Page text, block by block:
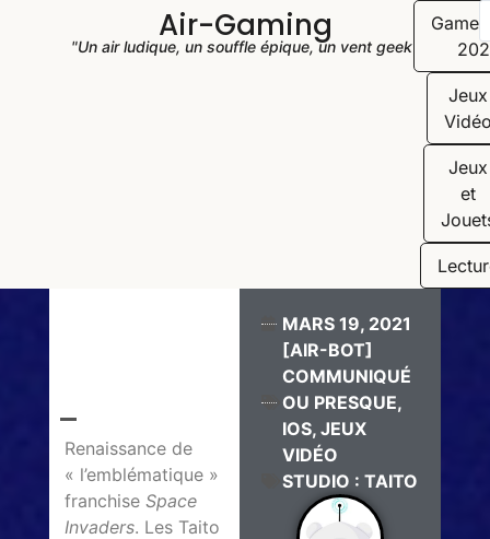
Air-Gaming
"Un air ludique, un souffle épique, un vent geek"
Jeux
Jeux
et
Renaissance de
« l’emblématique »
franchiseSpace
Invaders. Les Taito
MARS 19, 2021
[AIR-BOT]
COMMUNIQUÉ
OU PRESQUE,
IOS, JEUX
VIDÉO
STUDIO : TAITO